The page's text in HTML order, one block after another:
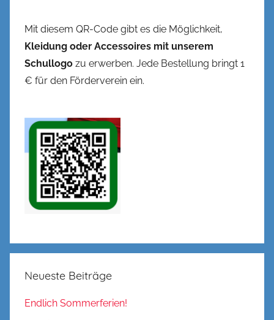
Mit diesem QR-Code gibt es die Möglichkeit,
Kleidung oder Accessoires mit unserem
Schullogo zu erwerben. Jede Bestellung bringt 1
€ für den Förderverein ein.
Neueste Beiträge
Endlich Sommerferien!